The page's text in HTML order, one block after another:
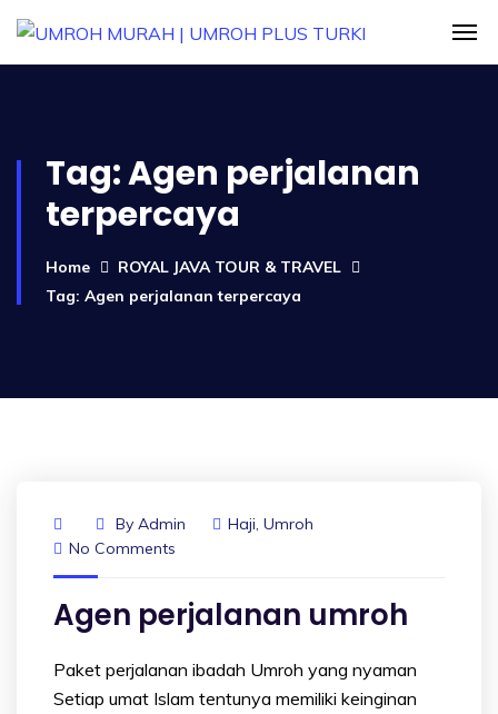
Tag:Agen perjalanan
terpercaya
Home
ROYAL JAVA TOUR & TRAVEL
Tag: Agen perjalanan terpercaya
By Admin Haji, Umroh
No Comments
Agen perjalanan umroh
Paket perjalanan ibadah Umroh yang nyaman
Setiap umat Islam tentunya memiliki keinginan